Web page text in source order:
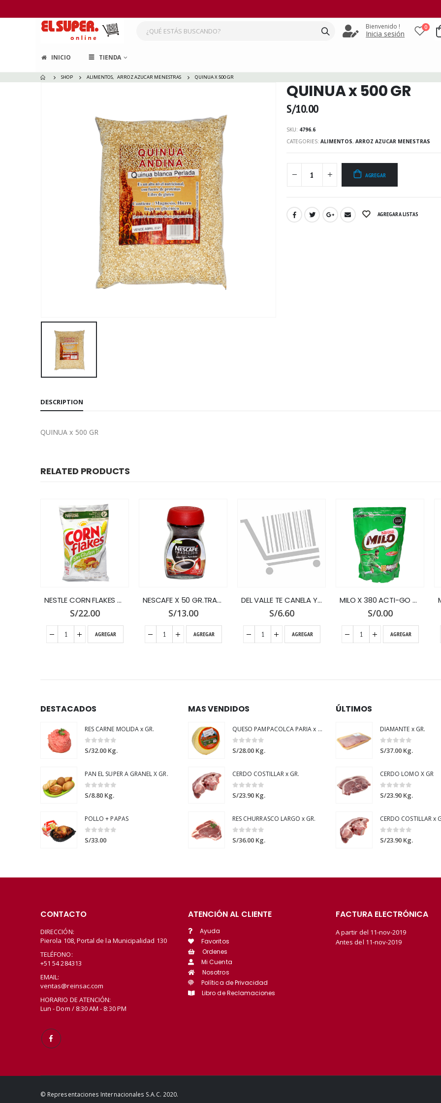
Bienvenido !
Inicia sesión
0
INICIO TIENDA
SHOP ALIMENTOS, ARROZ AZUCAR MENESTRAS QUINUA X 500 GR
QUINUA x 500 GR
S/10.00
SKU: 4796.6
CATEGORIES: ALIMENTOS, ARROZ AZUCAR MENESTRAS
AGREGAR
AGREGAR A LISTAS
DESCRIPTION
QUINUA x 500 GR
RELATED PRODUCTS
NESCAFE X 50 GR.TRADICION FCO.
S/13.00
AGREGAR
DEL VALLE TE CANELA Y CLAVO x 100
S/6.60
AGREGAR
MILO X 380 ACTI-GO DOY PACK
S/0.00
AGREGAR
MC COLINS INFUSION DIAS FRIOS X 12 SOBRES
S/2.90
AGREGAR
DESTACADOS
RES CARNE MOLIDA x GR.
0 out of 5
S/32.00 Kg.
PAN EL SUPER A GRANEL X GR.
0 out of 5
S/8.80 Kg.
POLLO + PAPAS
0 out of 5
S/33.00
MAS VENDIDOS
QUESO PAMPACOLCA PARIA x GR.
0 out of 5
S/28.00 Kg.
CERDO COSTILLAR x GR.
0 out of 5
S/23.90 Kg.
RES CHURRASCO LARGO x GR.
0 out of 5
S/36.00 Kg.
ÚLTIMOS
DIAMANTE x GR.
0 out of 5
S/37.00 Kg.
CERDO LOMO X GR
0 out of 5
S/23.90 Kg.
CERDO COSTILLAR x
0 out of 5
S/23.90 Kg.
CONTACTO
DIRECCIÓN:
Pierola 108, Portal de la Municipalidad 130
TELÉFONO:
+51 54 284313
EMAIL:
ventas@reinsac.com
HORARIO DE ATENCIÓN:
Lun - Dom / 8:30 AM - 8:30 PM
ATENCIÓN AL CLIENTE
Ayuda
Favoritos
Ordenes
Mi Cuenta
Nosotros
Política de Privacidad
Libro de Reclamaciones
FACTURA ELECTRÓNICA
A partir del 11-nov-2019
Antes del 11-nov-2019
© Representaciones Internacionales S.A.C. 2020.